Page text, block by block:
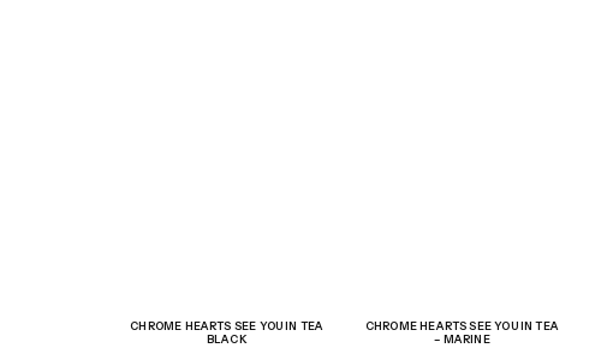
CHROME HEARTS SEE YOU IN TEA
BLACK
CHROME HEARTS SEE YOU IN TEA
– MARINE